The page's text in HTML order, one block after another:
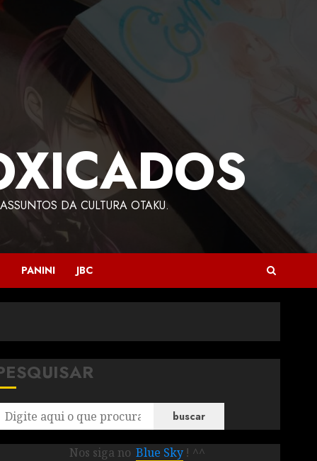
DA CULTURA OTAKU.
PANINI JBC
buscar
Nos siga no Blue Sky ! ^^